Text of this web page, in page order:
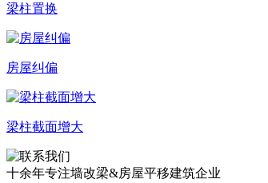
梁柱置换
房屋纠偏
梁柱截面增大
十余年专注墙改梁&房屋平移建筑企业